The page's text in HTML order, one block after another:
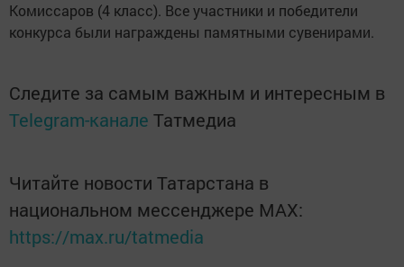
Комиссаров (4 класс). Все участники и победители
конкурса были награждены памятными сувенирами.
Следите за самым важным и интересным в
Telegram-канале Татмедиа
Читайте новости Татарстана в
национальном мессенджере MАХ:
https://max.ru/tatmedia